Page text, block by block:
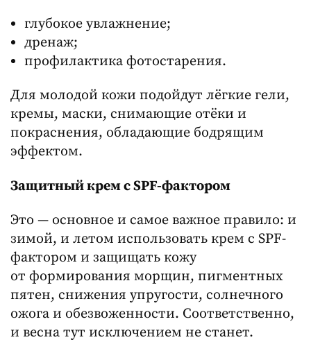
глубокое увлажнение;
дренаж;
профилактика фотостарения.
Для молодой кожи подойдут лёгкие гели,
кремы, маски, снимающие отёки и
покраснения, обладающие бодрящим
эффектом.
Защитный крем с SPF-фактором
Это — основное и самое важное правило: и
зимой, и летом использовать крем с SPF-
фактором и защищать кожу
от формирования морщин, пигментных
пятен, снижения упругости, солнечного
ожога и обезвоженности. Соответственно,
и весна тут исключением не станет.